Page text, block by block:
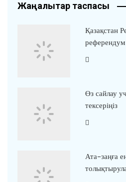
Жаңалықтар таспасы
Қазақстан
Өз сайлау
тексеріңіз
Ата-заңға